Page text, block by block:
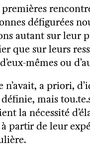
défigurées
autant sur leur
que sur leurs
mêmes ou
n’avait, a priori,
mais
la nécessité
partir de leur